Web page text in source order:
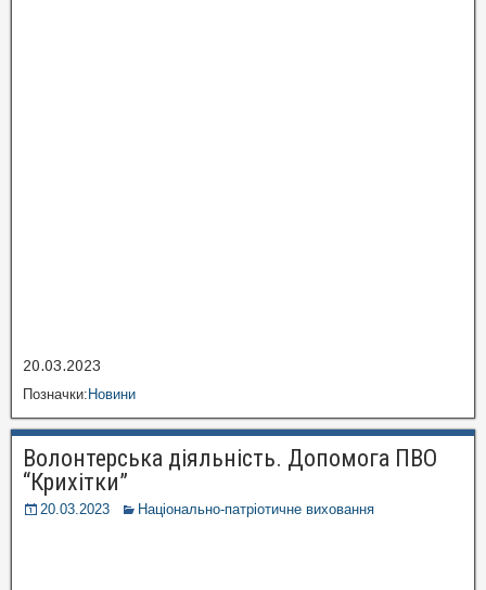
20.03.2023
Позначки:Новини
Волонтерська діяльність. Допомога ПВО
“Крихітки”
20.03.2023 Національно-патріотичне виховання